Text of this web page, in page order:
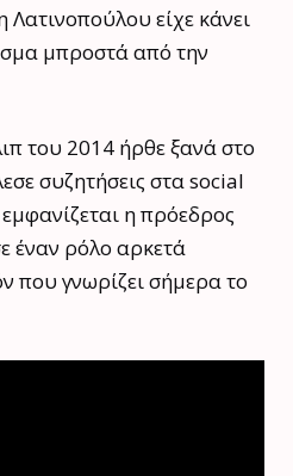
είχε κάνει
μπροστά από την
του 2014 ήρθε ξανά στο
συζητήσεις στα social
η πρόεδρος
έναν ρόλο αρκετά
που γνωρίζει σήμερα το